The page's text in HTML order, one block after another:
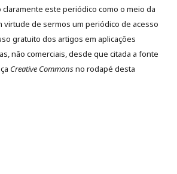
este periódico como o meio da
virtude de sermos um periódico de acesso
gratuito dos artigos em aplicações
não comerciais, desde que citada a fonte
Creative Commonsno rodapé desta